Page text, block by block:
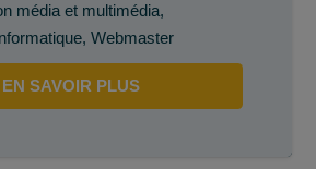
média et multimédia,
, Webmaster
EN SAVOIR PLUS